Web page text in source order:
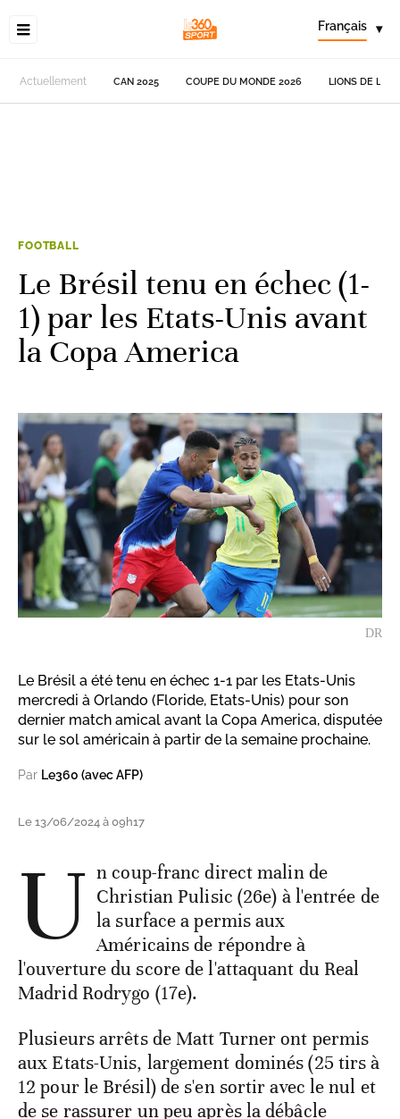
Français ▾
Actuellement CAN 2025 COUPE DU MONDE 2026 LIONS DE
FOOTBALL
Le Brésil tenu en échec (1-
1) par les Etats-Unis avant
la Copa America
DR
Le Brésil a été tenu en échec 1-1 par les Etats-Unis
mercredi à Orlando (Floride, Etats-Unis) pour son
dernier match amical avant la Copa America, disputée
sur le sol américain à partir de la semaine prochaine.
Par Le360 (avec AFP)
Le 13/06/2024 à 09h17
U n coup-franc direct malin de
Christian Pulisic (26e) à l'entrée de
la surface a permis aux
Américains de répondre à
l'ouverture du score de l'attaquant du Real
Madrid Rodrygo (17e).
Plusieurs arrêts de Matt Turner ont permis
aux Etats-Unis, largement dominés (25 tirs à
12 pour le Brésil) de s'en sortir avec le nul et
de se rassurer un peu après la débâcle